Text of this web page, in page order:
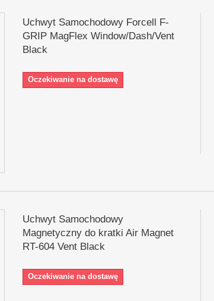
Uchwyt Samochodowy Forcell F-
GRIP MagFlex Window/Dash/Vent
Black
Oczekiwanie na dostawę
Uchwyt Samochodowy
Magnetyczny do kratki Air Magnet
RT-604 Vent Black
Oczekiwanie na dostawę